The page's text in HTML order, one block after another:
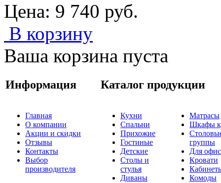
Цена: 9 740 руб.
В корзину
Ваша корзина пуста
Информация Каталог продукции
Главная
О компании
Акции и скидки
Отзывы
Контакты
Выбор
производителя
Кухни
Спальни
Прихожие
Гостиные
Детские
Столы и
стулья
Диваны
Матрасы
Шкафы
группы
Для
Кровати
Комоды